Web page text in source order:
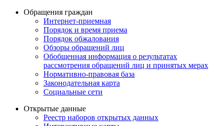
Обращения граждан
Интернет-приемная
Порядок и время приема
Порядок обжалования
Обзоры обращений лиц
Обобщенная информация о результатах
рассмотрения обращений лиц и принятых мерах
Нормативно-правовая база
Законодательная карта
Социальные сети
Открытые данные
Реестр наборов открытых данных